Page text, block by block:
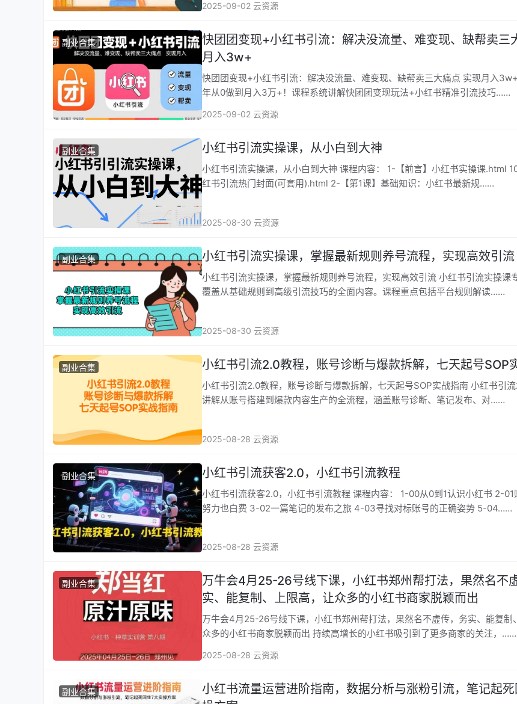
2025-09-02 云资源
副业合集
快团团变现+小红书引流：解决没流量、难变现、缺帮卖三
月入3w+
快团团变现+小红书引流：解决没流量、难变现、缺帮卖三大痛点 实现月入3w+ 课程介绍：一
年从0做到月入3万+！课程系统讲解快团团变现玩法+小红书精准引流技巧……
2025-09-02 云资源
副业合集 小红书引流实操课，从小白到大神
小红书引流实操课，从小白到大神 课程内容： 1-【前言】小红书实操课.html 10-【第9课】小
红书引流热门封面(可套用).html 2-【第1课】基础知识：小红书最新规……
2025-08-30 云资源
副业合集 小红书引流实操课，掌握最新规则养号流程，实现高效引流
小红书引流实操课，掌握最新规则养号流程，实现高效引流 小红书引流实操课专为新手设计，
覆盖从基础规则到高级引流技巧的全面内容。课程重点包括平台规则解读……
2025-08-30 云资源
副业合集 小红书引流2.0教程，账号诊断与爆款拆解，七天起号SOP
小红书引流2.0教程，账号诊断与爆款拆解，七天起号SOP实战指南 小红书引流2.0教程，系统
讲解从账号搭建到爆款内容生产的全流程，涵盖账号诊断、笔记发布、对……
2025-08-28 云资源
副业合集 小红书引流获客2.0，小红书引流教程
小红书引流获客2.0，小红书引流教程 课程内容： 1-00从0到1认识小红书 2-01账号有问题再
努力也白费 3-02一篇笔记的发布之旅 4-03寻找对标账号的正确姿势 5-04……
2025-08-28 云资源
副业合集
万牛会4月25-26号线下课，小红书郑州帮打法，果然名不
实、能复制、上限高，让众多的小红书商家脱颖而出
万牛会4月25-26号线下课，小红书郑州帮打法，果然名不虚传，务实、能复制
众多的小红书商家脱颖而出 持续高增长的小红书吸引到了更多商家的关注，……
2025-08-28 云资源
副业合集
小红书流量运营进阶指南，数据分析与涨粉引流，笔记起